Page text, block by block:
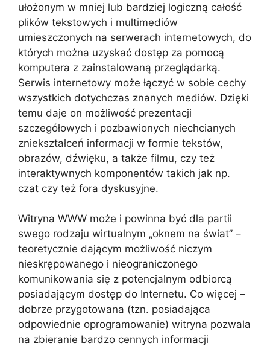
ułożonym w mniej lub bardziej logiczną całość
plików tekstowych i multimediów
umieszczonych na serwerach internetowych, do
których można uzyskać dostęp za pomocą
komputera z zainstalowaną przeglądarką.
Serwis internetowy może łączyć w sobie cechy
wszystkich dotychczas znanych mediów. Dzięki
temu daje on możliwość prezentacji
szczegółowych i pozbawionych niechcianych
zniekształceń informacji w formie tekstów,
obrazów, dźwięku, a także filmu, czy też
interaktywnych komponentów takich jak np.
czat czy też fora dyskusyjne.
Witryna WWW może i powinna być dla partii
swego rodzaju wirtualnym „oknem na świat” –
teoretycznie dającym możliwość niczym
nieskrępowanego i nieograniczonego
komunikowania się z potencjalnym odbiorcą
posiadającym dostęp do Internetu. Co więcej –
dobrze przygotowana (tzn. posiadająca
odpowiednie oprogramowanie) witryna pozwala
na zbieranie bardzo cennych informacji